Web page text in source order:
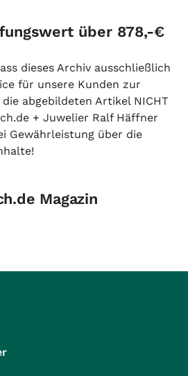
über 878,-€
dieses Archiv ausschließlich
für unsere Kunden zur
abgebildeten Artikel NICHT
+ Juwelier Ralf Häffner
Gewährleistung über die
Magazin